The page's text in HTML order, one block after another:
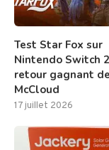
Test Star Fox sur
Nintendo Switch
retour gagnant
McCloud
17 juillet 2026